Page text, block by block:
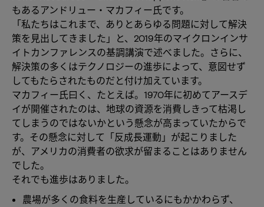
もあるアンドリュー・マカフィー氏です。
「私たちはこれまで、ありとあらゆる問題に対して解決
策を見出してきました」と、2019年のマイクロンインサ
イトカンファレンスの基調講演で述べました。さらに、
解決策の多くはテクノロジーの進歩によって、意図せず
してもたらされたものだと付け加えています。
マカフィー氏曰く、たとえば。1970年に初めてアースデ
イが開催されたのは、地球の資源を消費しきって枯渇し
てしまうのではないかという懸念が高まっていたからで
す。その懸念に対して「反成長運動」が起こりました
が、アメリカの消費者の欲求が留まることはありません
でした。
それでも進歩はありました。
農場が多くの食料を生産しているにもかかわらず、